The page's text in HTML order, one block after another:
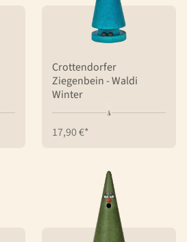
Crottendorfer
Ziegenbein - Waldi
Winter
17,90 €*